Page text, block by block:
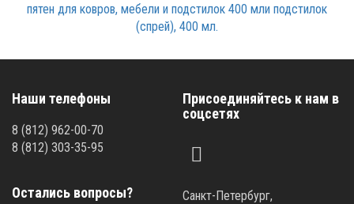
пятен для ковров, мебели и подстилок 400 мли подстилок
(спрей), 400 мл.
Наши телефоны
8 (812) 962-00-70
8 (812) 303-35-95
Присоединяйтесь к нам в
соцсетях
Остались вопросы?
Санкт-Петербург,